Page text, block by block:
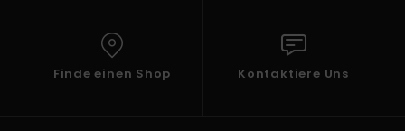
Finde einen Shop Kontaktiere Uns